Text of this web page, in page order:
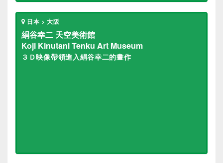
日本 > 大阪
絹谷幸二 天空美術館
Koji Kinutani Tenku Art Museum
３Ｄ映像帶領進入絹谷幸二的畫作